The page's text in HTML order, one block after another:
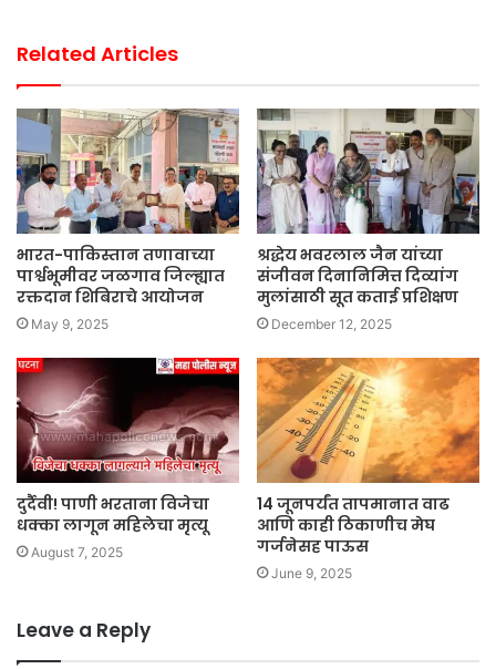
Related Articles
भारत-पाकिस्तान तणावाच्या
पार्श्वभूमीवर जळगाव जिल्ह्यात
रक्तदान शिबिराचे आयोजन
May 9, 2025
श्रद्धेय भवरलाल जैन यांच्या
संजीवन दिनानिमित्त दिव्यांग
मुलांसाठी सूत कताई प्रशिक्षण
December 12, 2025
दुर्दैवी! पाणी भरताना विजेचा
धक्का लागून महिलेचा मृत्यू
August 7, 2025
14 जूनपर्यंत तापमानात वाढ
आणि काही ठिकाणीच मेघ
गर्जनेसह पाऊस
June 9, 2025
Leave a Reply